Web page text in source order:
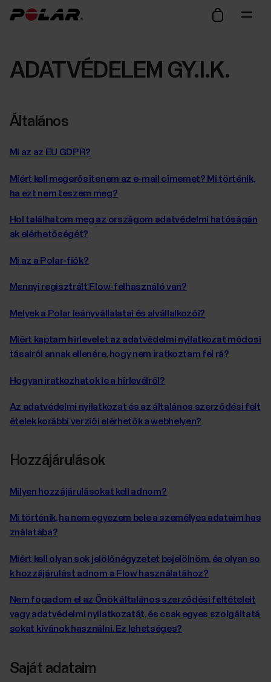
ADATVÉDELEM GY.I.K.
Általános
Mi az az EU GDPR?
Miért kell megerősítenem az e-mail címemet? Mi történik,
ha ezt nem teszem meg?
Hol találhatom meg az országom adatvédelmi hatóságán
ak elérhetőségét?
Mi az a Polar-fiók?
Mennyi regisztrált Flow-felhasználó van?
Melyek a Polar leányvállalatai és alvállalkozói?
Miért kaptam hírlevelet az adatvédelmi nyilatkozat módosí
tásairól annak ellenére, hogy nem iratkoztam fel rá?
Hogyan iratkozhatok le a hírlevélről?
Az adatvédelmi nyilatkozat és az általános szerződési felt
ételek korábbi verziói elérhetők a webhelyen?
Hozzájárulások
Milyen hozzájárulásokat kell adnom?
Mi történik, ha nem egyezem bele a személyes adataim has
ználatába?
Miért kell olyan sok jelölőnégyzetet bejelölnöm, és olyan so
k hozzájárulást adnom a Flow használatához?
Nem fogadom el az Önök általános szerződési feltételeit
vagy adatvédelmi nyilatkozatát, és csak egyes szolgáltatá
sokat kívánok használni. Ez lehetséges?
Saját adataim